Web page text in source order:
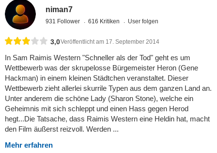
niman7
931 Follower 616 Kritiken User folgen
3,0Veröffentlicht am 17. September 2014
In Sam Raimis Western "Schneller als der Tod" geht es um
Wettbewerb was der skrupelosse Bürgemeister Heron (Gene
Hackman) in einem kleinen Städtchen veranstaltet. Dieser
Wettbewerb zieht allerlei skurrile Typen aus dem ganzen Land an.
Unter anderem die schöne Lady (Sharon Stone), welche ein
Geheimnis mit sich schleppt und einen Hass gegen Herod
hegt...Die Tatsache, dass Raimis Western eine Heldin hat, macht
den Film äußerst reizvoll. Werden ...
Mehr erfahren